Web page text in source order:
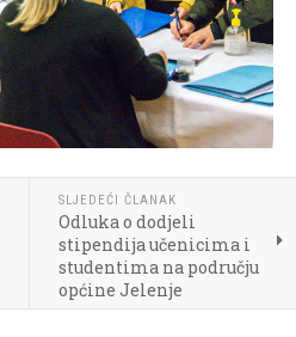
SLJEDEĆI ČLANAK
Odluka o dodjeli
stipendija učenicima i
studentima na području
općine Jelenje